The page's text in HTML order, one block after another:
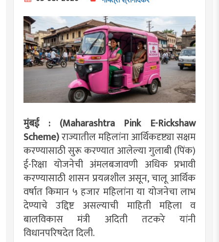
मुंबई : (Maharashtra Pink E-Rickshaw
Scheme)राज्यातील महिलांना आर्थिकदृष्ट्या सक्षम
करण्यासाठी सुरू करण्यात आलेल्या गुलाबी (पिंक)
ई-रिक्षा योजनेची अंमलबजावणी अधिक प्रभावी
करण्यासाठी शासन प्रयत्नशील असून, चालू आर्थिक
वर्षात किमान ५ हजार महिलांना या योजनेचा लाभ
देण्याचे उद्दिष्ट असल्याची माहिती महिला व
बालविकास मंत्री अदिती तटकरे यांनी
विधानपरिषदेत दिली.